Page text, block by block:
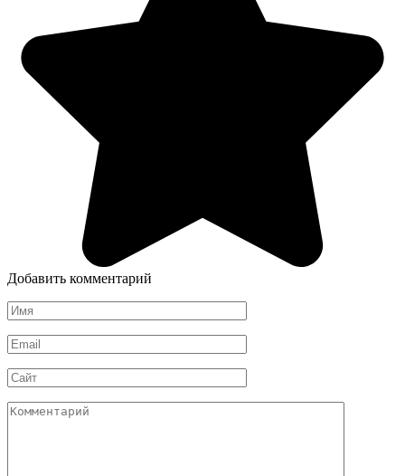
Добавить комментарий
Имя
*
Email
*
Сайт
Комментарий